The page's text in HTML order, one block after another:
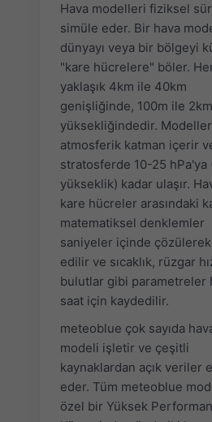
Hava modelleri fiziksel
simüle eder. Bir hava
dünyayı veya bir bölgeyi
"kare hücrelere" böler.
yaklaşık 4km ile 40km
genişliğinde, 100m ile 2km
yüksekliğindedir.
atmosferik katman içerir
stratosferde 10-25 hPa'ya
yükseklik) kadar ulaşır.
kare hücreler arasındaki
matematiksel denklemler
saniyeler içinde
edilir ve sıcaklık, rüzgar
bulutlar gibi parametreler
saat için kaydedilir.
meteoblue çok sayıda
modeli işletir ve çeşitli
kaynaklardan açık veriler
eder. Tüm meteoblue
özel bir Yüksek